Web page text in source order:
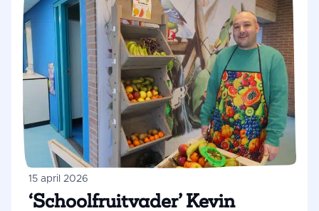
15 april 2026
‘Schoolfruitvader’ Kevin